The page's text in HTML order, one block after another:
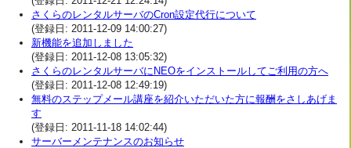
さくらのレンタルサーバのCron設定代行について
(登録日: 2011-12-09 14:00:27)
新機能を追加しました
(登録日: 2011-12-08 13:05:32)
さくらのレンタルサーバにNEOをインストールしてご利用の方へ
(登録日: 2011-12-08 12:49:19)
無料のステップメール講座を紹介いただいた方に報酬をさしあげま
す
(登録日: 2011-11-18 14:02:44)
サーバーメンテナンスのお知らせ